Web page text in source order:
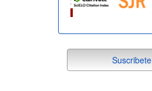
suscribete
Suscribete